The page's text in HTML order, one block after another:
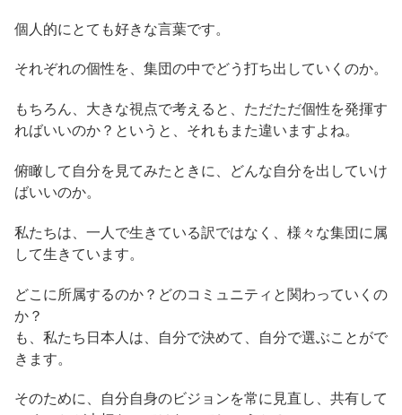
個人的にとても好きな言葉です。
それぞれの個性を、集団の中でどう打ち出していくのか。
もちろん、大きな視点で考えると、ただただ個性を発揮す
ればいいのか？というと、それもまた違いますよね。
俯瞰して自分を見てみたときに、どんな自分を出していけ
ばいいのか。
私たちは、一人で生きている訳ではなく、様々な集団に属
して生きています。
どこに所属するのか？どのコミュニティと関わっていくの
か？
も、私たち日本人は、自分で決めて、自分で選ぶことがで
きます。
そのために、自分自身のビジョンを常に見直し、共有して